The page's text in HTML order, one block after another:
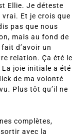
Ellie. Je déteste
vrai. Et je crois que
pas que nous
mais au fond de
d’avoir un
relation. Ça été le
La joie initiale a été
de ma volonté
Plus tôt qu’il ne
complètes,
avec la